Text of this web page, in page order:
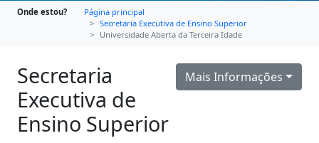
Onde estou?
Página principal
Secretaria Executiva de Ensino Superior
Universidade Aberta da Terceira Idade
Mais Informações
Secretaria
Executiva de
Ensino Superior